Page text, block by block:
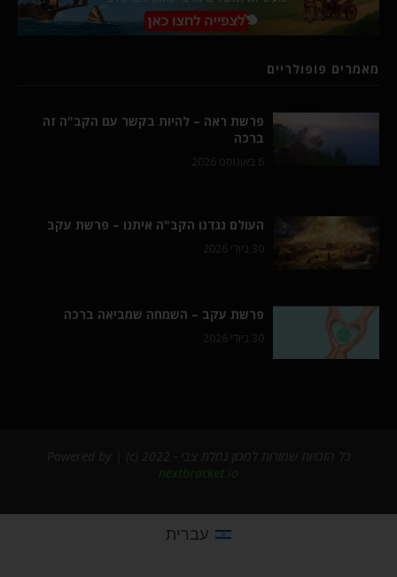
מאמרים פופולריים
פרשת ראה – להיות בקשר עם הקב"ה זה
ברכה
6 באוגוסט 2026
העולם נגדנו הקב"ה איתנו – פרשת עקב
30 ביולי 2026
פרשת עקב – השמחה שמביאה ברכה
30 ביולי 2026
nextbracket.io
עברית